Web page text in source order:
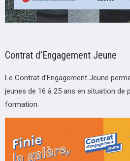
Contrat d’Engagement Jeune
Le Contrat d’Engagement Jeune
jeunes de 16 à 25 ans en situation de
formation.